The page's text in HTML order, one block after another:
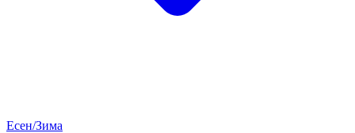
Есен/Зима